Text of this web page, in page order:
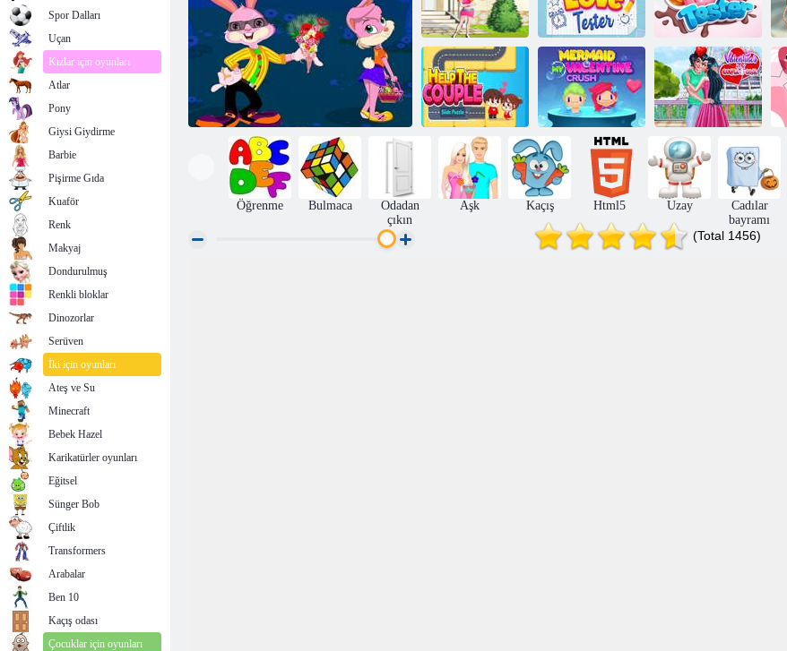
Örümcek Adam
Öpücüğü
Okul Aşk Testi Tatlı Aşk Testi
Çift Slayt
Yapbozuna
Yardım Edin
Deniz Kızı
Sevgilim Aşkım
Sevgililer Günü
Çiftleri Hedefi
Öğrenme Bulmaca
Odadan
çıkın
Aşk Kaçış Html5 Uzay
Cadılar
bayramı
(Total 1456)
Spor Dalları
Uçan
Kızlar için oyunları
Atlar
Pony
Giysi Giydirme
Barbie
Pişirme Gıda
Kuaför
Renk
Makyaj
Dondurulmuş
Renkli bloklar
Dinozorlar
Serüven
İki için oyunları
Ateş ve Su
Minecraft
Bebek Hazel
Karikatürler oyunları
Eğitsel
Sünger Bob
Çiftlik
Transformers
Arabalar
Ben 10
Kaçış odası
Çocuklar için oyunları